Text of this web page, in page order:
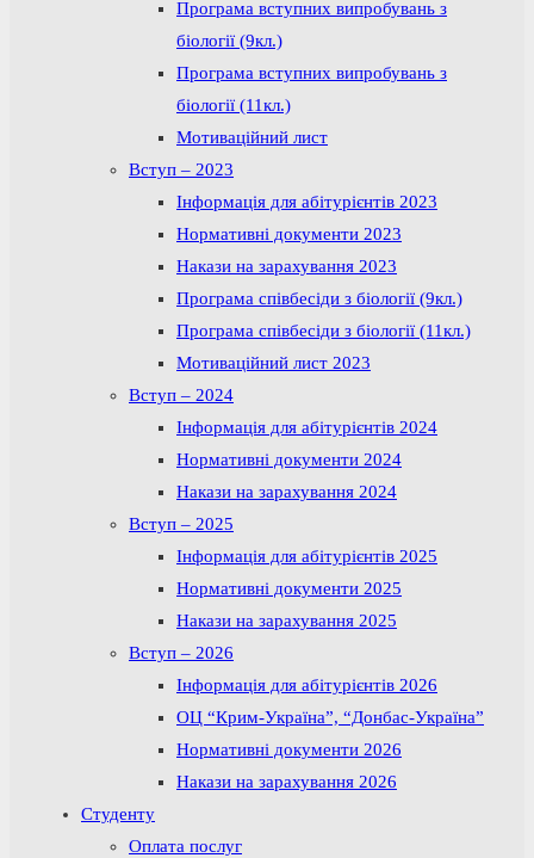
Програма вступних випробувань з
біології (9кл.)
Програма вступних випробувань з
біології (11кл.)
Мотиваційний лист
Вступ – 2023
Інформація для абітурієнтів 2023
Нормативні документи 2023
Накази на зарахування 2023
Програма співбесіди з біології (9кл.)
Програма співбесіди з біології (11кл.)
Мотиваційний лист 2023
Вступ – 2024
Інформація для абітурієнтів 2024
Нормативні документи 2024
Накази на зарахування 2024
Вступ – 2025
Інформація для абітурієнтів 2025
Нормативні документи 2025
Накази на зарахування 2025
Вступ – 2026
Інформація для абітурієнтів 2026
ОЦ “Крим-Україна”, “Донбас-Україна”
Нормативні документи 2026
Накази на зарахування 2026
Студенту
Оплата послуг